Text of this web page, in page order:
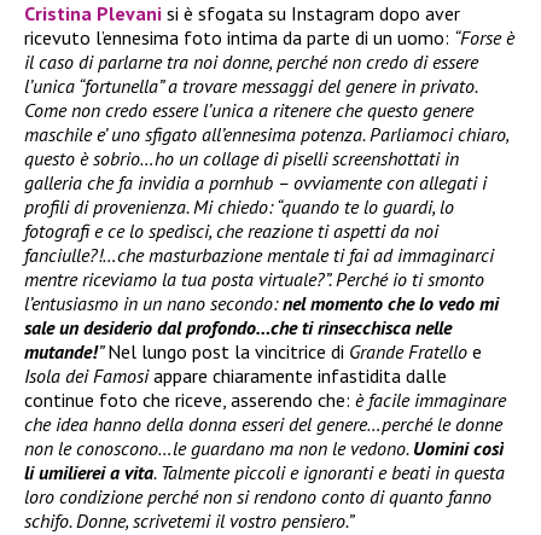
Cristina Plevani si è sfogata su Instagram dopo aver
ricevuto l’ennesima foto intima da parte di un uomo: “Forse è
il caso di parlarne tra noi donne, perché non credo di essere
l’unica “fortunella” a trovare messaggi del genere in privato.
Come non credo essere l’unica a ritenere che questo genere
maschile e’ uno sfigato all’ennesima potenza. Parliamoci chiaro,
questo è sobrio…ho un collage di piselli screenshottati in
galleria che fa invidia a pornhub – ovviamente con allegati i
profili di provenienza. Mi chiedo: “quando te lo guardi, lo
fotografi e ce lo spedisci, che reazione ti aspetti da noi
fanciulle?!…che masturbazione mentale ti fai ad immaginarci
mentre riceviamo la tua posta virtuale?”. Perché io ti smonto
l’entusiasmo in un nano secondo:nel momento che lo vedo mi
sale un desiderio dal profondo…che ti rinsecchisca nelle
mutande!”Nel lungo post la vincitrice di Grande Fratello e
Isola dei Famosiappare chiaramente infastidita dalle
continue foto che riceve, asserendo che: è facile immaginare
che idea hanno della donna esseri del genere…perché le donne
non le conoscono…le guardano ma non le vedono. Uomini così
li umilierei a vita. Talmente piccoli e ignoranti e beati in questa
loro condizione perché non si rendono conto di quanto fanno
schifo. Donne, scrivetemi il vostro pensiero.”